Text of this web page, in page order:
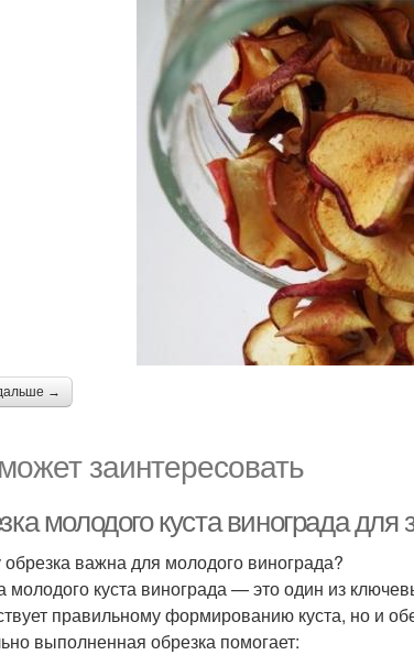
→
заинтересовать
молодого куста винограда
важна для молодого винограда?
молодого куста винограда — это один из
правильному формированию куста, но и
выполненная обрезка помогает: